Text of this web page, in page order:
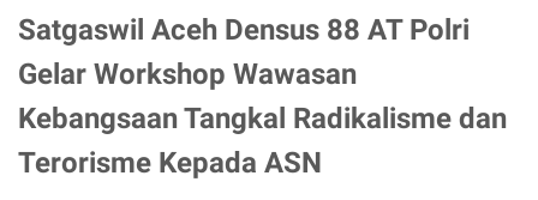
Satgaswil Aceh Densus 88 AT Polri
Gelar Workshop Wawasan
Kebangsaan Tangkal Radikalisme dan
Terorisme Kepada ASN